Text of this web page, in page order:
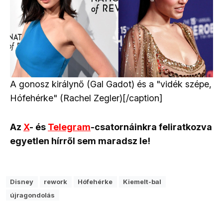
A gonosz királynő (Gal Gadot) és a "vidék szépe,
Hófehérke" (Rachel Zegler)[/caption]
Az X- és Telegram-csatornáinkra feliratkozva
egyetlen hírről sem maradsz le!
Disney rework Hófehérke
Kiemelt-bal
újragondolás